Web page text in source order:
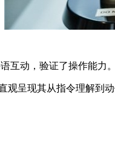
互动，验证了操作能力
呈现其从指令理解到